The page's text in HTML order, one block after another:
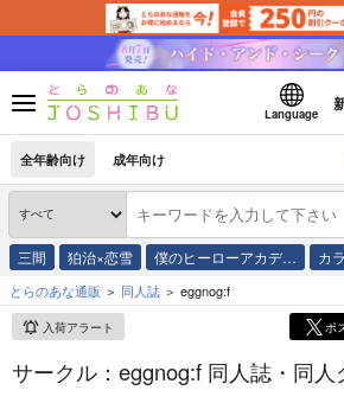
Language
全年齢向け 成年向け
三間 狛治×恋雪 僕のヒーローアカデ… カ
とらのあな通販 同人誌 eggnog:f
入荷アラート ポ
サークル：eggnog:f 同人誌・同人